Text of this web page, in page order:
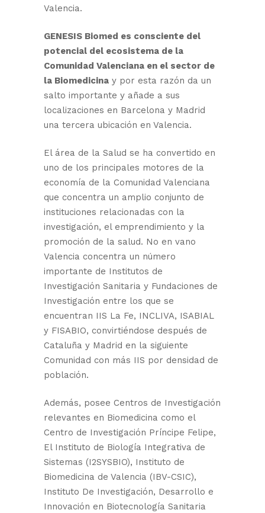
Valencia.
GENESIS Biomed es consciente del
potencial del ecosistema de la
Comunidad Valenciana en el sector de
la Biomedicina y por esta razón da un
salto importante y añade a sus
localizaciones en Barcelona y Madrid
una tercera ubicación en Valencia.
El área de la Salud se ha convertido en
uno de los principales motores de la
economía de la Comunidad Valenciana
que concentra un amplio conjunto de
instituciones relacionadas con la
investigación, el emprendimiento y la
promoción de la salud. No en vano
Valencia concentra un número
importante de Institutos de
Investigación Sanitaria y Fundaciones de
Investigación entre los que se
encuentran IIS La Fe, INCLIVA, ISABIAL
y FISABIO, convirtiéndose después de
Cataluña y Madrid en la siguiente
Comunidad con más IIS por densidad de
población.
Además, posee Centros de Investigación
relevantes en Biomedicina como el
Centro de Investigación Príncipe Felipe,
El Instituto de Biología Integrativa de
Sistemas (I2SYSBIO), Instituto de
Biomedicina de Valencia (IBV-CSIC),
Instituto De Investigación, Desarrollo e
Innovación en Biotecnología Sanitaria